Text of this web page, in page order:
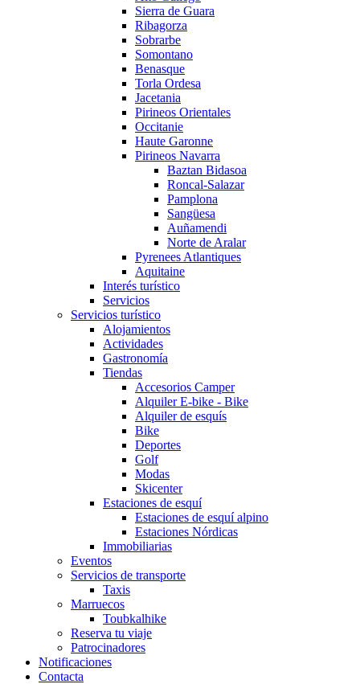
Sierra de Guara
Ribagorza
Sobrarbe
Somontano
Benasque
Torla Ordesa
Jacetania
Pirineos Orientales
Occitanie
Haute Garonne
Pirineos Navarra
Baztan Bidasoa
Roncal-Salazar
Pamplona
Sangüesa
Auñamendi
Norte de Aralar
Pyrenees Atlantiques
Aquitaine
Interés turístico
Servicios
Servicios turístico
Alojamientos
Actividades
Gastronomía
Tiendas
Accesorios Camper
Alquiler E-bike - Bike
Alquiler de esquís
Bike
Deportes
Golf
Modas
Skicenter
Estaciones de esquí
Estaciones de esquí alpino
Estaciones Nórdicas
Immobiliarias
Eventos
Servicios de transporte
Taxis
Marruecos
Toubkalhike
Reserva tu viaje
Patrocinadores
Notificaciones
Contacta